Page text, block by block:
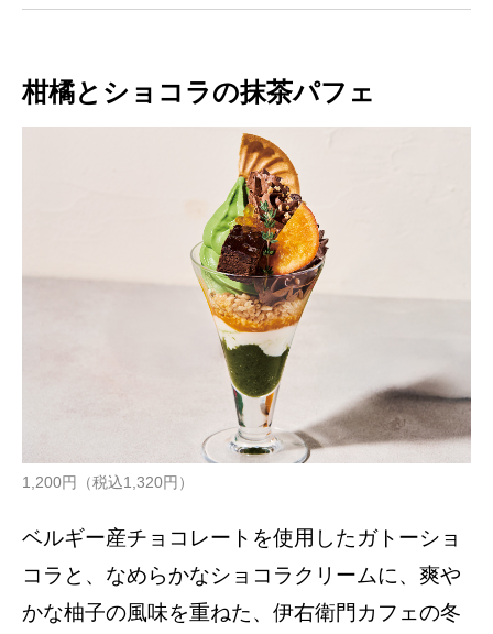
柑橘とショコラの抹茶パフェ
1,200円（税込1,320円）
ベルギー産チョコレートを使用したガトーショ
コラと、なめらかなショコラクリームに、爽や
かな柚子の風味を重ねた、伊右衛門カフェの冬